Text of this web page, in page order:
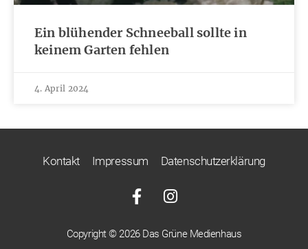
Ein blühender Schneeball sollte in
keinem Garten fehlen
4. April 2024
Kontakt Impressum Datenschutzerklärung
Copyright © 2026 Das Grüne Medienhaus